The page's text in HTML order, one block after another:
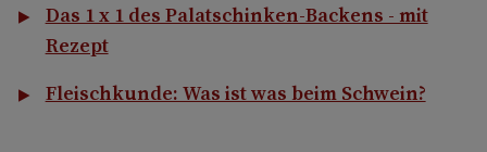
Das 1 x 1 des Palatschinken-Backens - mit
Rezept
Fleischkunde: Was ist was beim Schwein?